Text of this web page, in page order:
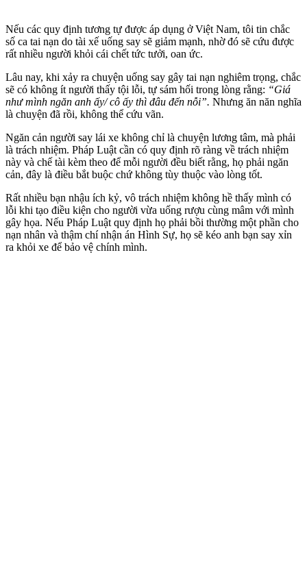
Nếu các quy định tương tự được áp dụng ở Việt Nam, tôi tin chắc
số ca tai nạn do tài xế uống say sẽ giảm mạnh, nhờ đó sẽ cứu được
rất nhiều người khỏi cái chết tức tưởi, oan ức.
Lâu nay, khi xảy ra chuyện uống say gây tai nạn nghiêm trọng, chắc
sẽ có không ít người thấy tội lỗi, tự sám hối trong lòng rằng: “Giá
như mình ngăn anh ấy/ cô ấy thì đâu đến nỗi”. Nhưng ăn năn nghĩa
là chuyện đã rồi, không thể cứu vãn.
Ngăn cản người say lái xe không chỉ là chuyện lương tâm, mà phải
là trách nhiệm. Pháp Luật cần có quy định rõ ràng về trách nhiệm
này và chế tài kèm theo để mỗi người đều biết rằng, họ phải ngăn
cản, đây là điều bắt buộc chứ không tùy thuộc vào lòng tốt.
Rất nhiều bạn nhậu ích kỷ, vô trách nhiệm không hề thấy mình có
lỗi khi tạo điều kiện cho người vừa uống rượu cùng mâm với mình
gây họa. Nếu Pháp Luật quy định họ phải bồi thường một phần cho
nạn nhân và thậm chí nhận án Hình Sự, họ sẽ kéo anh bạn say xỉn
ra khỏi xe để bảo vệ chính mình.